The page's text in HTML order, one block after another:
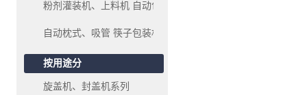
粉剂灌装机、上料机 自动包装机系列
自动枕式、吸管 筷子包装机
按用途分
旋盖机、封盖机系列